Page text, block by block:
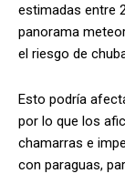
estimadas entre
panorama
el riesgo de
Esto podría
por lo que los
chamarras e
con paraguas,